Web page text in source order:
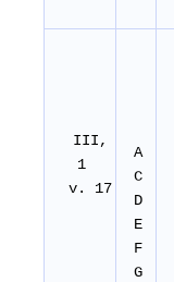
III,
1
v. 17
A
C
D
E
F
G